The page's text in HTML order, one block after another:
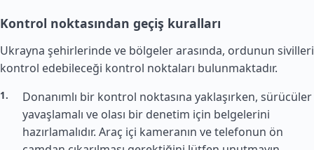
Kontrol noktasından geçiş kuralları
Ukrayna şehirlerinde ve bölgeler arasında, ordunun sivilleri
kontrol edebileceği kontrol noktaları bulunmaktadır.
Donanımlı bir kontrol noktasına yaklaşırken, sürücüler
yavaşlamalı ve olası bir denetim için belgelerini
hazırlamalıdır. Araç içi kameranın ve telefonun ön